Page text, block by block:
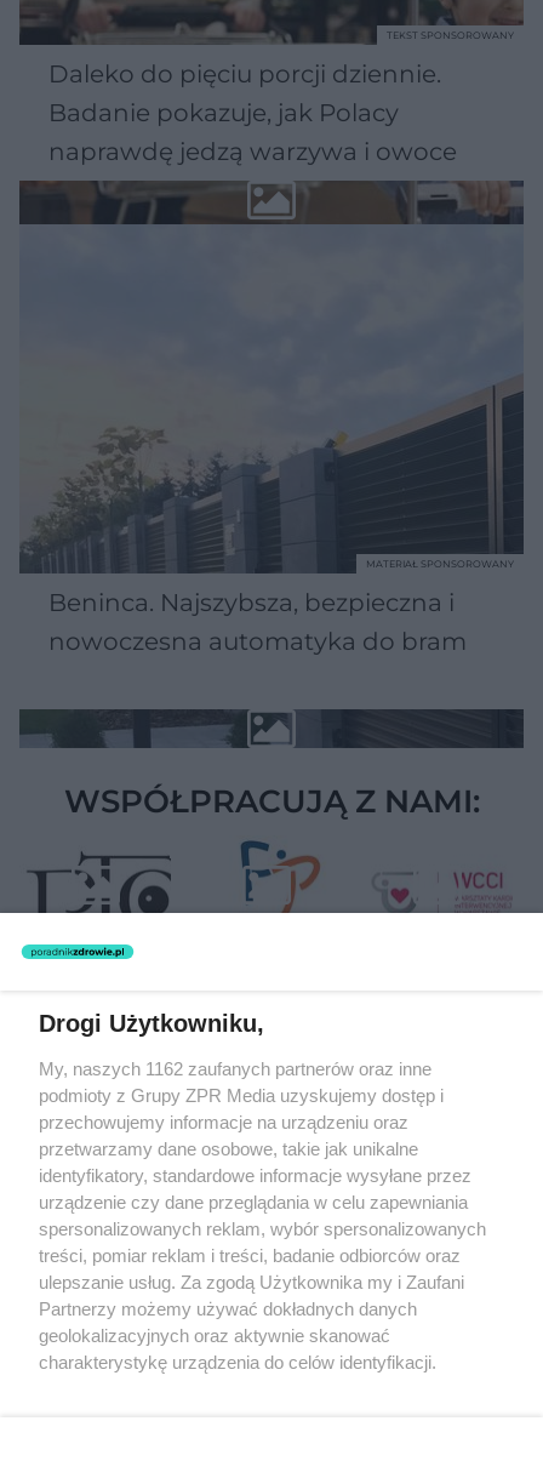
Daleko do pięciu porcji dziennie.
Badanie pokazuje, jak Polacy
naprawdę jedzą warzywa i owoce
TEKST SPONSOROWANY
Beninca. Najszybsza, bezpieczna i
nowoczesna automatyka do bram
MATERIAŁ SPONSOROWANY
WSPÓŁPRACUJĄ Z NAMI:
Żaden utwór zamieszczony w serwisie nie może być powielany i
rozpowszechniany lub dalej rozpowszechniany w jakikolwiek sposób
(w tym także elektroniczny lub mechaniczny) na jakimkolwiek polu
eksploatacji w jakiejkolwiek formie, włącznie z umieszczaniem w
Internecie bez pisemnej zgody właściciela praw. Jakiekolwiek użycie
lub wykorzystanie utworów w całości lub w części z naruszeniem
prawa, tzn. bez właściwej zgody, jest zabronione pod groźbą kary i
może być ścigane prawnie.
O nas
Drogi Użytkowniku,
My, naszych 1162 zaufanych partnerów oraz inne
podmioty z Grupy ZPR Media uzyskujemy dostęp i
przechowujemy informacje na urządzeniu oraz
przetwarzamy dane osobowe, takie jak unikalne
identyfikatory, standardowe informacje wysyłane przez
urządzenie czy dane przeglądania w celu zapewniania
spersonalizowanych reklam, wybór spersonalizowanych
treści, pomiar reklam i treści, badanie odbiorców oraz
ulepszanie usług. Za zgodą Użytkownika my i Zaufani
Partnerzy możemy używać dokładnych danych
geolokalizacyjnych oraz aktywnie skanować
charakterystykę urządzenia do celów identyfikacji.